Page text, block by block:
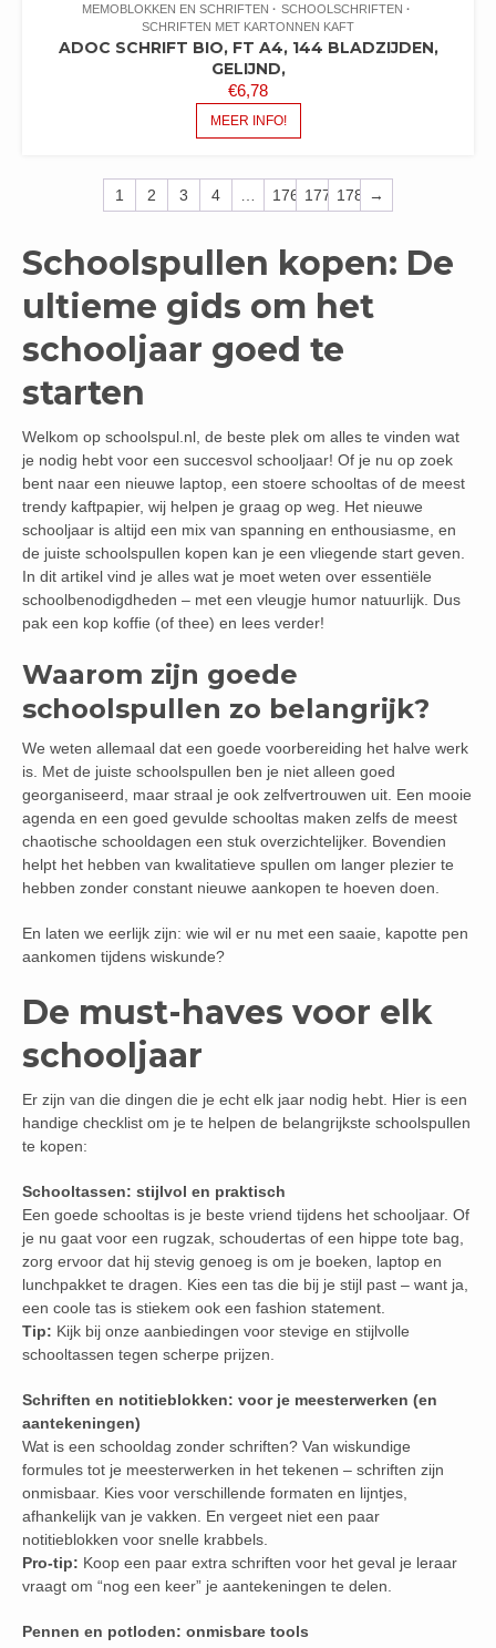
MEMOBLOKKEN EN SCHRIFTEN
SCHOOLSCHRIFTEN
SCHRIFTEN MET KARTONNEN KAFT
ADOC SCHRIFT BIO, FT A4, 144 BLADZIJDEN,
GELIJND,
€6,78
MEER INFO!
1 2 3 4 176 177 178 →
Schoolspullen kopen: De
ultieme gids om het
schooljaar goed te
starten
Welkom op schoolspul.nl, de beste plek om alles te vinden wat
je nodig hebt voor een succesvol schooljaar! Of je nu op zoek
bent naar een nieuwe laptop, een stoere schooltas of de meest
trendy kaftpapier, wij helpen je graag op weg. Het nieuwe
schooljaar is altijd een mix van spanning en enthousiasme, en
de juiste schoolspullen kopen kan je een vliegende start geven.
In dit artikel vind je alles wat je moet weten over essentiële
schoolbenodigdheden – met een vleugje humor natuurlijk. Dus
pak een kop koffie (of thee) en lees verder!
Waarom zijn goede
schoolspullen zo belangrijk?
We weten allemaal dat een goede voorbereiding het halve werk
is. Met de juiste schoolspullen ben je niet alleen goed
georganiseerd, maar straal je ook zelfvertrouwen uit. Een mooie
agenda en een goed gevulde schooltas maken zelfs de meest
chaotische schooldagen een stuk overzichtelijker. Bovendien
helpt het hebben van kwalitatieve spullen om langer plezier te
hebben zonder constant nieuwe aankopen te hoeven doen.
En laten we eerlijk zijn: wie wil er nu met een saaie, kapotte pen
aankomen tijdens wiskunde?
De must-haves voor elk
schooljaar
Er zijn van die dingen die je echt elk jaar nodig hebt. Hier is een
handige checklist om je te helpen de belangrijkste schoolspullen
te kopen:
Schooltassen: stijlvol en praktisch
Een goede schooltas is je beste vriend tijdens het schooljaar. Of
je nu gaat voor een rugzak, schoudertas of een hippe tote bag,
zorg ervoor dat hij stevig genoeg is om je boeken, laptop en
lunchpakket te dragen. Kies een tas die bij je stijl past – want ja,
een coole tas is stiekem ook een fashion statement.
Tip: Kijk bij onze aanbiedingen voor stevige en stijlvolle
schooltassen tegen scherpe prijzen.
Schriften en notitieblokken: voor je meesterwerken (en
aantekeningen)
Wat is een schooldag zonder schriften? Van wiskundige
formules tot je meesterwerken in het tekenen – schriften zijn
onmisbaar. Kies voor verschillende formaten en lijntjes,
afhankelijk van je vakken. En vergeet niet een paar
notitieblokken voor snelle krabbels.
Pro-tip: Koop een paar extra schriften voor het geval je leraar
vraagt om “nog een keer” je aantekeningen te delen.
Pennen en potloden: onmisbare tools